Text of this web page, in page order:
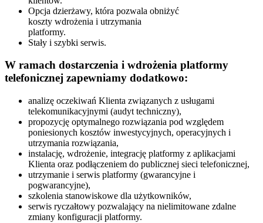
Opcja dzierżawy, która pozwala obniżyć
koszty wdrożenia i utrzymania
platformy.
Stały i szybki serwis.
W ramach dostarczenia i wdrożenia platformy
telefonicznej zapewniamy dodatkowo:
analizę oczekiwań Klienta związanych z usługami
telekomunikacyjnymi (audyt techniczny),
propozycję optymalnego rozwiązania pod względem
poniesionych kosztów inwestycyjnych, operacyjnych i
utrzymania rozwiązania,
instalację, wdrożenie, integrację platformy z aplikacjami
Klienta oraz podłączeniem do publicznej sieci telefonicznej,
utrzymanie i serwis platformy (gwarancyjne i
pogwarancyjne),
szkolenia stanowiskowe dla użytkowników,
serwis ryczałtowy pozwalający na nielimitowane zdalne
zmiany konfiguracji platformy.